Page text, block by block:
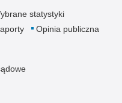
statystyki
Opinia publiczna